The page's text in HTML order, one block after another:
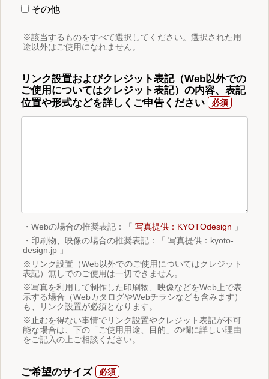
その他
※該当するものをすべて選択してください。選択された用
途以外はご使用になれません。
リンク設置およびクレジット表記（Web以外での
ご使用についてはクレジット表記）の内容、表記
位置や形式などを詳しくご申告ください
・Webの場合の推奨表記：「 写真提供：KYOTOdesign 」
・印刷物、映像の場合の推奨表記：「 写真提供：kyoto-
design.jp 」
※リンク設置（Web以外でのご使用についてはクレジット
表記）無しでのご使用は一切できません。
※写真を利用して制作した印刷物、映像などをWeb上で表
示する場合（WebカタログやWebチラシなども含みます）
も、リンク設置が必須となります。
※止むを得ない事情でリンク設置やクレジット表記が不可
能な場合は、下の「ご使用用途、目的」の欄に詳しい理由
をご記入の上ご相談ください。
ご希望のサイズ